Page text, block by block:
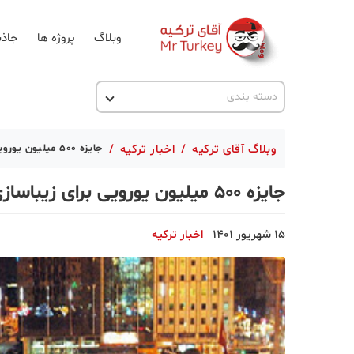
وبلاگ پروژه ها
دسته بندی
اخبار ترکیه
ترکیه گردی
جاذبه گردشگری
حقوقی
دانستنی
دکوراسیون
وبلاگ آقای ترکیه / اخبار ترکیه / جایزه 500 میلیون یورویی برای زیباسازی میدان تکسیم
جایزه 500 میلیون یورویی برای زیباسازی میدان تکسیم
15 شهریور 1401 اخبار ترکیه